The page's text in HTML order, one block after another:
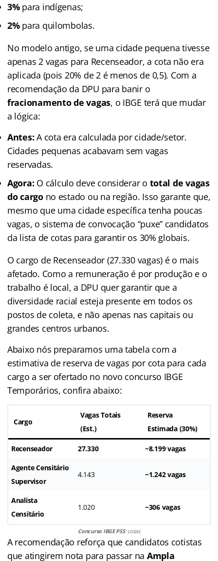
3%para indígenas;
2%para quilombolas.
No modelo antigo, se uma cidade pequena tivesse
apenas 2 vagas para Recenseador, a cota não era
aplicada (pois 20% de 2 é menos de 0,5). Com a
recomendação da DPU para banir o
fracionamento de vagas, o IBGE terá que mudar
a lógica:
Antes: A cota era calculada por cidade/setor.
Cidades pequenas acabavam sem vagas
reservadas.
Agora: O cálculo deve considerar o total de vagas
do cargono estado ou na região. Isso garante que,
mesmo que uma cidade específica tenha poucas
vagas, o sistema de convocação “puxe” candidatos
da lista de cotas para garantir os 30% globais.
O cargo de Recenseador (27.330 vagas) é o mais
afetado. Como a remuneração é por produção e o
trabalho é local, a DPU quer garantir que a
diversidade racial esteja presente em todos os
postos de coleta, e não apenas nas capitais ou
grandes centros urbanos.
Abaixo nós preparamos uma tabela com a
estimativa de reserva de vagas por cota para cada
cargo a ser ofertado no novo concurso IBGE
Temporários, confira abaixo:
Cargo
Vagas Totais
(Est.)
Reserva
Estimada (30%)
Recenseador 27.330 ~8.199 vagas
Agente Censitário
Supervisor
4.143 ~1.242 vagas
Analista
Censitário
1.020 ~306 vagas
Concurso IBGE PSS: cotas
A recomendação reforça que candidatos cotistas
que atingirem nota para passar na Ampla